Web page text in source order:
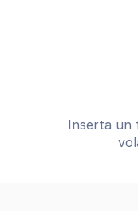
Inserta un